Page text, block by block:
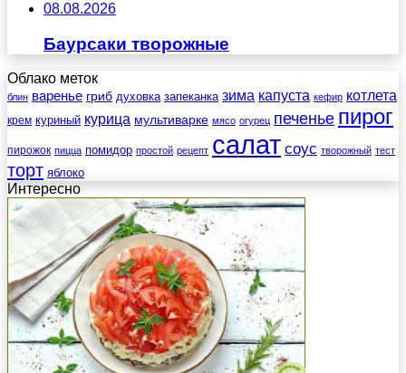
08.08.2026
Баурсаки творожные
Облако меток
блин варенье гриб духовка запеканка зима капуста кефир котлета
крем куриный курица мультиварке мясо огурец печенье пирог
пирожок пицца помидор простой рецепт салат соус творожный тест
торт яблоко
Интересно